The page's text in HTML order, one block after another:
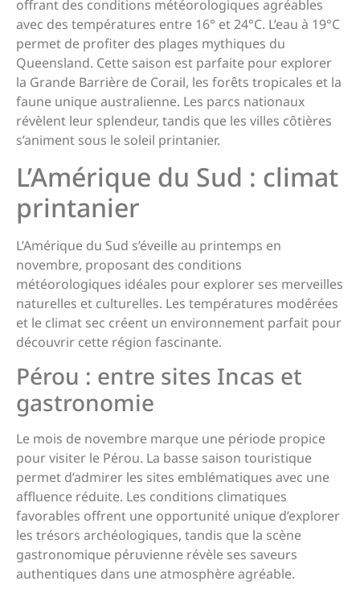
offrant des conditions météorologiques agréables
avec des températures entre 16° et 24°C. L’eau à 19°C
permet de profiter des plages mythiques du
Queensland. Cette saison est parfaite pour explorer
la Grande Barrière de Corail, les forêts tropicales et la
faune unique australienne. Les parcs nationaux
révèlent leur splendeur, tandis que les villes côtières
s’animent sous le soleil printanier.
L’Amérique du Sud : climat
printanier
L’Amérique du Sud s’éveille au printemps en
novembre, proposant des conditions
météorologiques idéales pour explorer ses merveilles
naturelles et culturelles. Les températures modérées
et le climat sec créent un environnement parfait pour
découvrir cette région fascinante.
Pérou : entre sites Incas et
gastronomie
Le mois de novembre marque une période propice
pour visiter le Pérou. La basse saison touristique
permet d’admirer les sites emblématiques avec une
affluence réduite. Les conditions climatiques
favorables offrent une opportunité unique d’explorer
les trésors archéologiques, tandis que la scène
gastronomique péruvienne révèle ses saveurs
authentiques dans une atmosphère agréable.